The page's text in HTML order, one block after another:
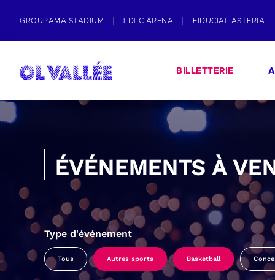
GROUPAMA STADIUM LDLC ARENA FIDUCIAL ASTERIA
BILLETTERIE
ÉVÉNEMENTS À
Type d'événement
Tous Autres sports Basketball